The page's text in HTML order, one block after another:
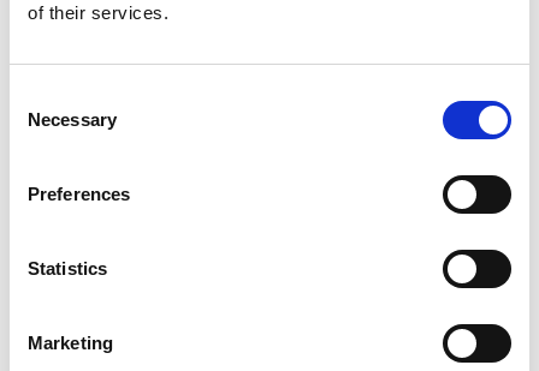
of their services.
Selection
Necessary
Preferences
Statistics
Marketing
Produits similaires